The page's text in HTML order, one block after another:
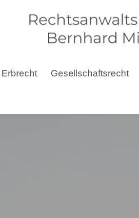
Erbrecht Gesellschaftsrecht